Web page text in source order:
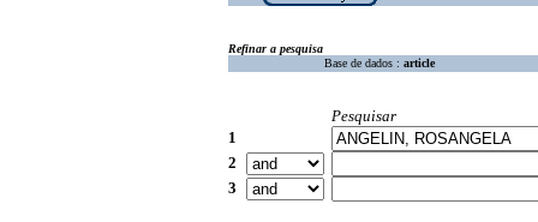
Refinar a pesquisa
Base de dados : article
Pesquisar
1
2
3